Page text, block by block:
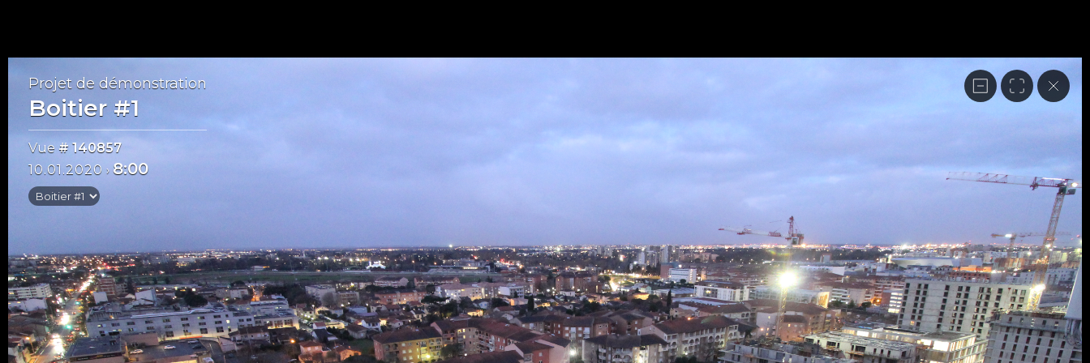
Projet de démonstration
Boitier #1
Vue # 140857
10.01.2020 › 8:00
Mai 2020